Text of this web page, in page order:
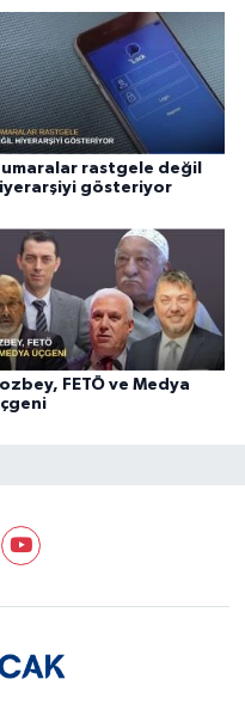
rastgele değil
gösteriyor
FETÖ ve Medya